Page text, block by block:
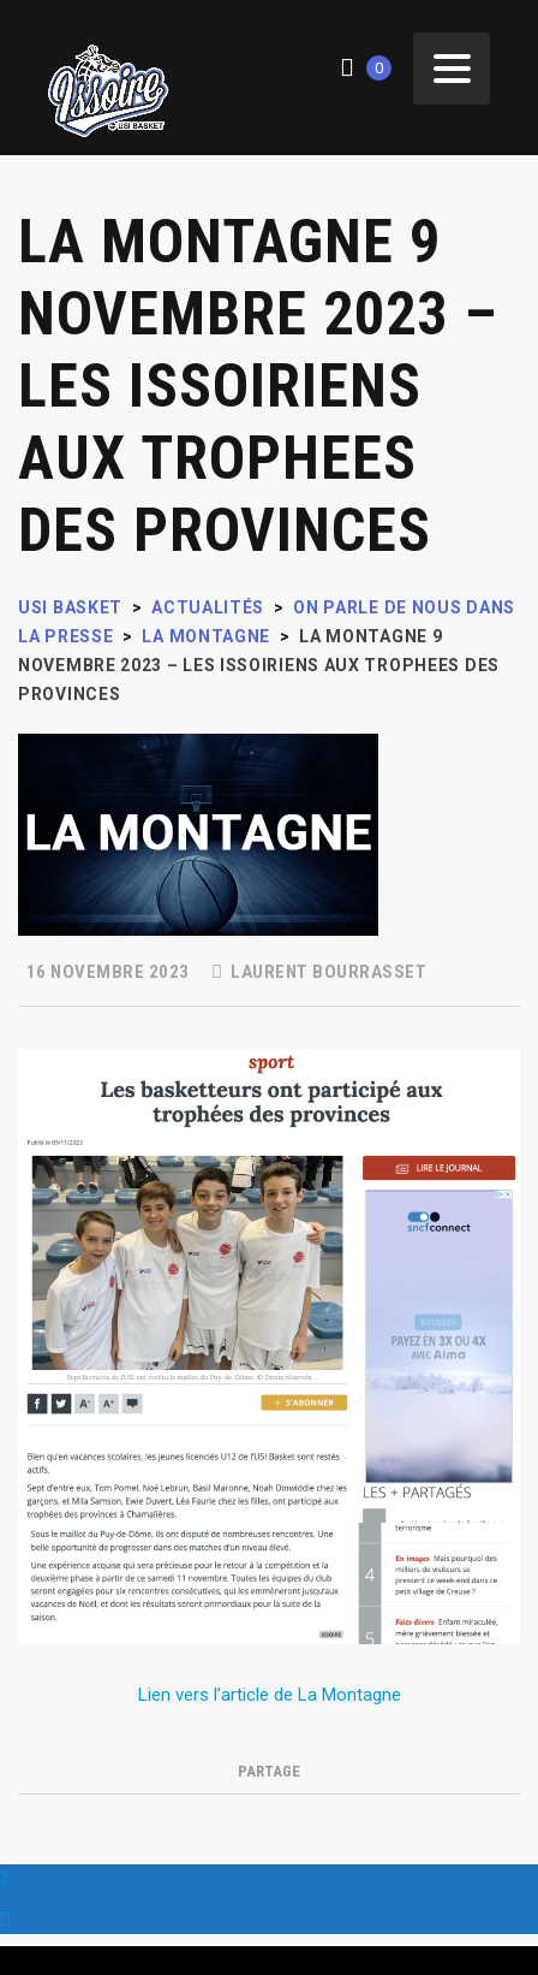
0
LA MONTAGNE 9
NOVEMBRE 2023 –
LES ISSOIRIENS
AUX TROPHEES
DES PROVINCES
USI BASKET > ACTUALITÉS >
ON PARLE DE NOUS DANS
LA PRESSE > LA MONTAGNE >
LA MONTAGNE 9
NOVEMBRE 2023 – LES ISSOIRIENS AUX TROPHEES DES
PROVINCES
16 NOVEMBRE 2023 LAURENT BOURRASSET
Lien vers l’article de La Montagne
PARTAGE